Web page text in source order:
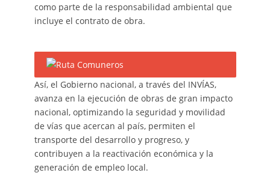
como parte de la responsabilidad ambiental que
incluye el contrato de obra.
Así, el Gobierno nacional, a través del INVÍAS,
avanza en la ejecución de obras de gran impacto
nacional, optimizando la seguridad y movilidad
de vías que acercan al país, permiten el
transporte del desarrollo y progreso, y
contribuyen a la reactivación económica y la
generación de empleo local.